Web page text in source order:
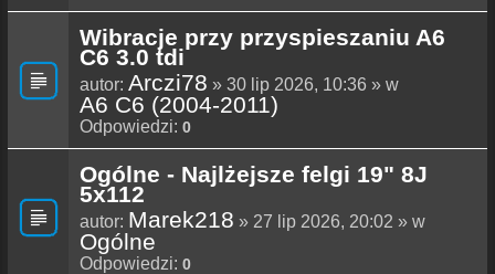
Wibracje przy przyspieszaniu A6
C6 3.0 tdi
autor: Arczi78 » 30 lip 2026, 10:36 » w
A6 C6 (2004-2011)
Odpowiedzi: 0
Ogólne - Najlżejsze felgi 19" 8J
5x112
autor: Marek218 » 27 lip 2026, 20:02 » w
Ogólne
Odpowiedzi: 0